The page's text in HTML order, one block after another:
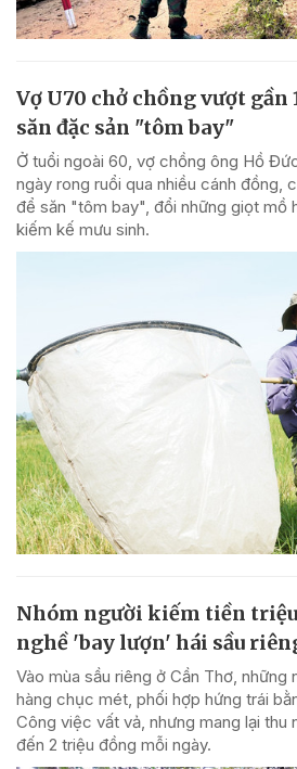
Vợ U70 chở chồng vượt gần
săn đặc sản "tôm bay"
Ở tuổi ngoài 60, vợ chồng ông Hồ
ngày rong ruổi qua nhiều cánh đồng,
để săn "tôm bay", đổi những giọt mồ
kiếm kế mưu sinh.
Nhóm người kiếm tiền
nghề 'bay lượn' hái sầu
Vào mùa sầu riêng ở Cần Thơ,
hàng chục mét, phối hợp hứng trái
Công việc vất vả, nhưng mang lại thu
đến 2 triệu đồng mỗi ngày.